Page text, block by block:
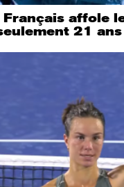
Français affole
21 ans